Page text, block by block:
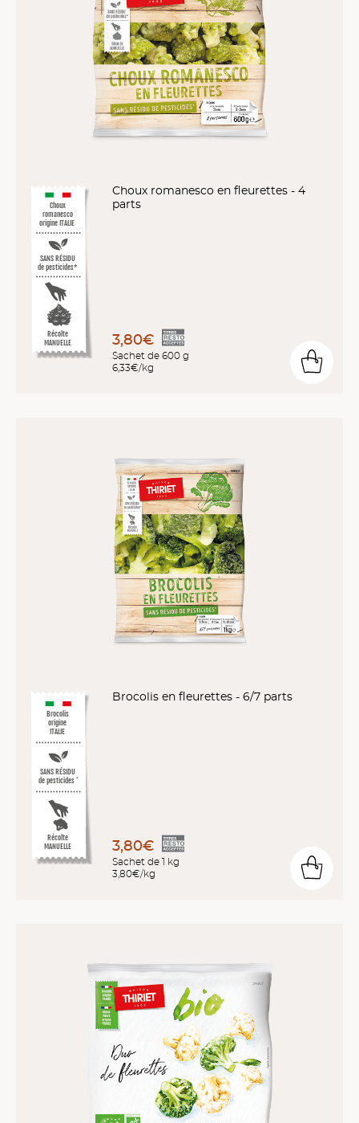
Choux
romanesco
origine ITALIE
SANS RÉSIDU
de pesticides*
Récolte
MANUELLE
Choux romanesco en fleurettes - 4
parts
3,80€
Sachet de 600 g
6,33€/kg
Brocolis
origine
ITALIE
SANS RÉSIDU
de pesticides *
Récolte
MANUELLE
Brocolis en fleurettes - 6/7 parts
3,80€
Sachet de 1 kg
3,80€/kg